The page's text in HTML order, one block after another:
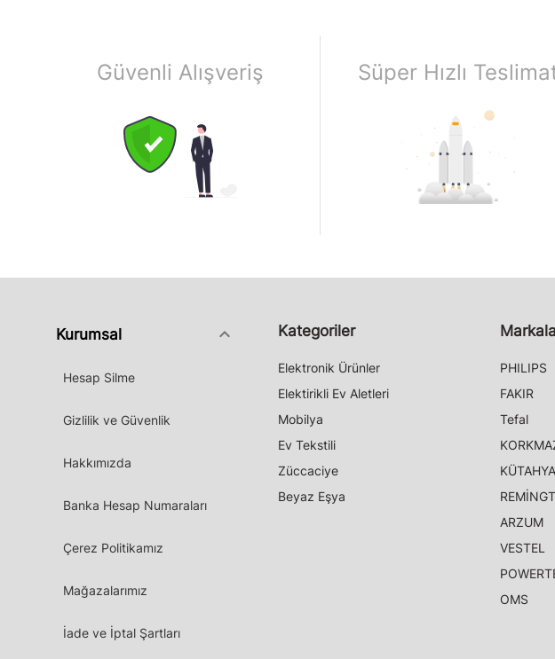
Güvenli Alışveriş Süper Hızlı
Kurumsal keyboard_arrow_down
Hesap Silme
Gizlilik ve Güvenlik
Hakkımızda
Banka Hesap Numaraları
Çerez Politikamız
Mağazalarımız
İade ve İptal Şartları
Kategoriler
Elektronik Ürünler
Elektirikli Ev Aletleri
Mobilya
Ev Tekstili
Züccaciye
Beyaz Eşya
PHILIPS
FAKIR
Tefal
KÜTAHYA
ARZUM
VESTEL
OMS